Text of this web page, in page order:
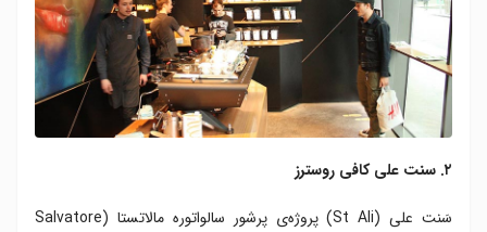
۲. سنت علی کافی روسترز
سَنت علی (St Ali) پروژه‌ی پرشور سالواتوره مالاتستا (Salvatore